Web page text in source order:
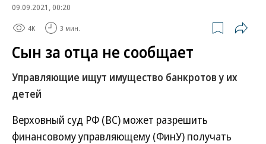
09.09.2021, 00:20
4K 3 мин.
Сын за отца не сообщает
Управляющие ищут имущество банкротов у их
детей
Верховный суд РФ (ВС) может разрешить
финансовому управляющему (ФинУ) получать